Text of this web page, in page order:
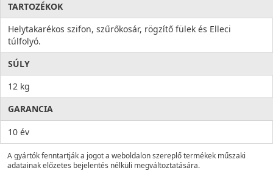
TARTOZÉKOK
Helytakarékos szifon, szűrőkosár, rögzítő fülek és Elleci
túlfolyó.
SÚLY
12 kg
GARANCIA
10 év
A gyártók fenntartják a jogot a weboldalon szereplő termékek műszaki
adatainak előzetes bejelentés nélküli megváltoztatására.